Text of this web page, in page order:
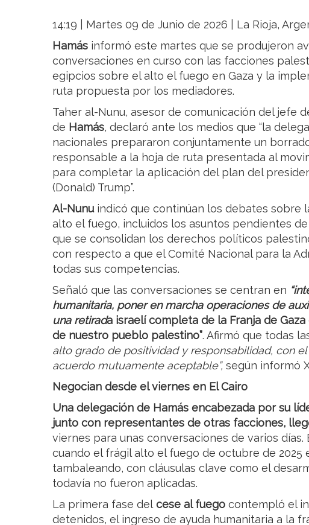
14:19 | Martes 09 de Junio de 2026 | La Rioja,
Hamás informó este martes que se produjeron
conversaciones en curso con las facciones
egipcios sobre el alto el fuego en Gaza y la
ruta propuesta por los mediadores.
Taher al-Nunu, asesor de comunicación del jefe
de Hamás, declaró ante los medios que “la
nacionales prepararon conjuntamente un
responsable a la hoja de ruta presentada al
para completar la aplicación del plan del
(Donald) Trump”.
Al-Nunuindicó que continúan los debates sobre
alto el fuego, incluidos los asuntos pendientes
que se consolidan los derechos políticos
con respecto a que el Comité Nacional para la
todas sus competencias.
Señaló que las conversaciones se centran en
humanitaria, poner en marcha operaciones de
una retirada israelí completa de la Franja de
de nuestro pueblo palestino”. Afirmó que todas
alto grado de positividad y responsabilidad, con
acuerdo mutuamente aceptable”, según informó
Negocian desde el viernes en El Cairo
Una delegación de Hamás encabezada por su
junto con representantes de otras facciones,
viernes para unas conversaciones de varios
cuando el frágil alto el fuego de octubre de 2025
tambaleando, con cláusulas clave como el
todavía no fueron aplicadas.
La primera fase del cese al fuego contempló el
detenidos, el ingreso de ayuda humanitaria a la